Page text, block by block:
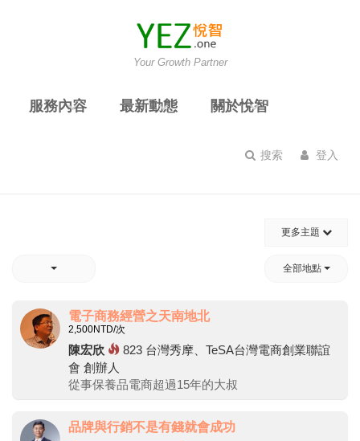
Your Growth Partner
服務內容 最新動態 關於悅智
搜索 登入
更多主題
全部地點
電子商務經營之天南地北
2,500NTD/次
陳宏欣 823 台灣秀摩、TeSA台灣電商創業聯誼
會 創辦人
從事保養品電商超過15年的大叔
品牌與行銷不是有錢就會成功